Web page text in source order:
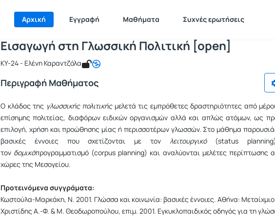
Αρχική Εγγραφή Μαθήματα Συχνές ερωτήσεις
Αρχική Σελίδα Εισαγωγή στη Γλωσσική Πολιτική [open]
Μάθημα : Εισαγωγή στη Γλωσσική Πολιτική [open]
Κωδικός : TMS168
Εισαγωγή στη Γλωσσική Πολιτική [open]
ΚΥ-24 - Ελένη Καραντζόλα
Περιγραφή Μαθήματος
Ο κλάδος της γλωσσικής πολιτικήςμελετά τις εμπρόθετες δραστηριότητες από
επίσημης πολιτείας, διαφόρων ειδικών οργανισμών αλλά και απλώς ατόμων, ως
επιλογή, χρήση και προώθησης μίας ή περισσοτέρων γλωσσών. Στο μάθημα
βασικές έννοιες που σχετίζονται με τον λειτουργικό(status
τον δομικόπρογραμματισμό (corpus planning) και αναλύονται μελέτες περίπτωσης
χώρες της Μεσογείου.
Προτεινόμενα συγγράματα:
Κωστούλα-Μαρκάκη, Ν. 2001. Γλώσσα και κοινωνία: βασικές έννοιες. Αθήνα: Μεταίχμιο
Χριστίδης Α.-Φ. & Μ. Θεοδωροπούλου, επιμ. 2001. Εγκυκλοπαιδικός οδηγός για τη